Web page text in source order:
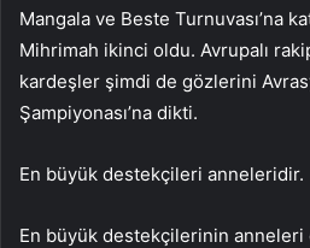
Mangala ve Beste Turnuvası’na
Mihrimah ikinci oldu. Avrupalı
kardeşler şimdi de gözlerini
Şampiyonası’na dikti.
En büyük destekçileri anneleridir.
En büyük destekçilerinin